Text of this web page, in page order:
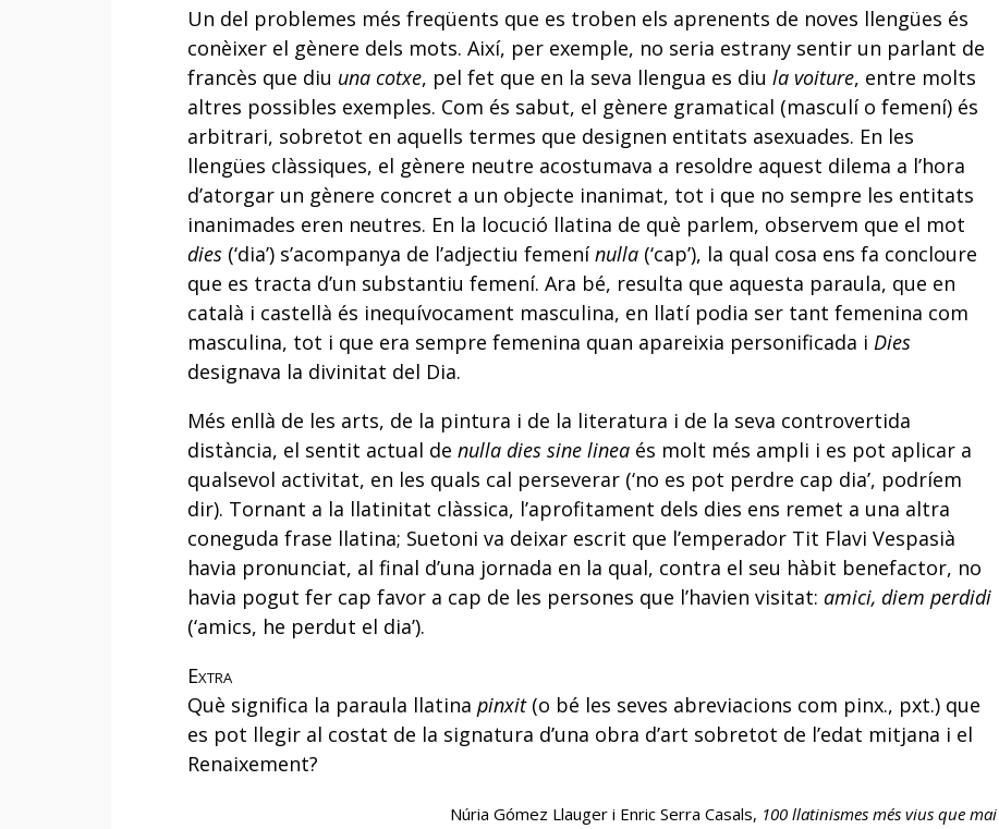
Un del problemes més freqüents que es troben els aprenents de noves llengües és
conèixer el gènere dels mots. Així, per exemple, no seria estrany sentir un parlant de
francès que diu una cotxe, pel fet que en la seva llengua es diu la voiture, entre molts
altres possibles exemples. Com és sabut, el gènere gramatical (masculí o femení) és
arbitrari, sobretot en aquells termes que designen entitats asexuades. En les
llengües clàssiques, el gènere neutre acostumava a resoldre aquest dilema a l’hora
d’atorgar un gènere concret a un objecte inanimat, tot i que no sempre les entitats
inanimades eren neutres. En la locució llatina de què parlem, observem que el mot
dies(‘dia’) s’acompanya de l’adjectiu femenínulla(‘cap’), la qual cosa ens fa concloure
que es tracta d’un substantiu femení. Ara bé, resulta que aquesta paraula, que en
català i castellà és inequívocament masculina, en llatí podia ser tant femenina com
masculina, tot i que era sempre femenina quan apareixia personificada i Dies
designava la divinitat del Dia.
Més enllà de les arts, de la pintura i de la literatura i de la seva controvertida
distància, el sentit actual de nulla dies sine lineaés molt més ampli i es pot aplicar a
qualsevol activitat, en les quals cal perseverar (‘no es pot perdre cap dia’, podríem
dir). Tornant a la llatinitat clàssica, l’aprofitament dels dies ens remet a una altra
coneguda frase llatina; Suetoni va deixar escrit que l’emperador Tit Flavi Vespasià
havia pronunciat, al final d’una jornada en la qual, contra el seu hàbit benefactor, no
havia pogut fer cap favor a cap de les persones que l’havien visitat: amici, diem perdidi
(‘amics, he perdut el dia’).
Extra
Què significa la paraula llatina pinxit(o bé les seves abreviacions com pinx., pxt.) que
es pot llegir al costat de la signatura d’una obra d’art sobretot de l’edat mitjana i el
Renaixement?
Núria Gómez Llauger i Enric Serra Casals, 100 llatinismes més vius que mai